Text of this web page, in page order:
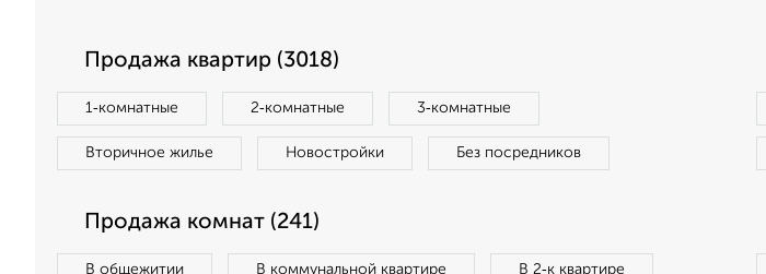
Продажа квартир (3018)
1‑комнатные 2‑комнатные 3‑комнатные
Вторичное жилье Новостройки Без посредников
Продажа комнат (241)
В общежитии В коммунальной квартире В 2‑к квартире